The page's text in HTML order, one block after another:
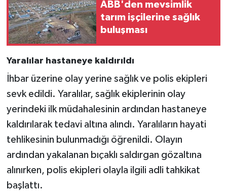
ABB'den mevsimlik
tarım işçilerine sağlık
buluşması
Yaralılar hastaneye kaldırıldı
İhbar üzerine olay yerine sağlık ve polis ekipleri
sevk edildi. Yaralılar, sağlık ekiplerinin olay
yerindeki ilk müdahalesinin ardından hastaneye
kaldırılarak tedavi altına alındı. Yaralıların hayati
tehlikesinin bulunmadığı öğrenildi. Olayın
ardından yakalanan bıçaklı saldırgan gözaltına
alınırken, polis ekipleri olayla ilgili adli tahkikat
başlattı.